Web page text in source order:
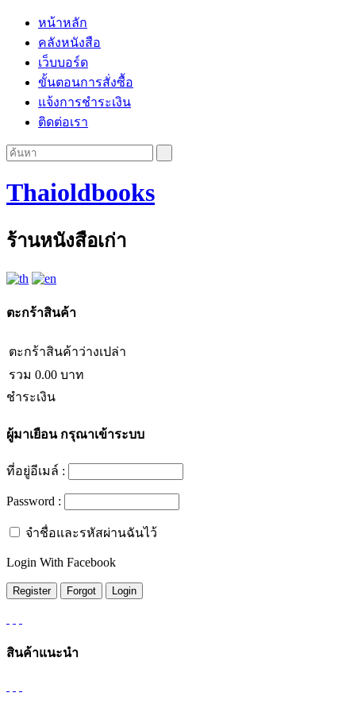
หน้าหลัก
คลังหนังสือ
เว็บบอร์ด
ขั้นตอนการสั่งซื้อ
แจ้งการชำระเงิน
ติดต่อเรา
Thaioldbooks
ร้านหนังสือเก่า
ตะกร้าสินค้า
ตะกร้าสินค้าว่างเปล่า
รวม 0.00 บาท
ชำระเงิน
ผู้มาเยือนกรุณาเข้าระบบ
ที่อยู่อีเมล์ :
Password :
จำชื่อและรหัสผ่านฉันไว้
Login With Facebook
สินค้าแนะนำ